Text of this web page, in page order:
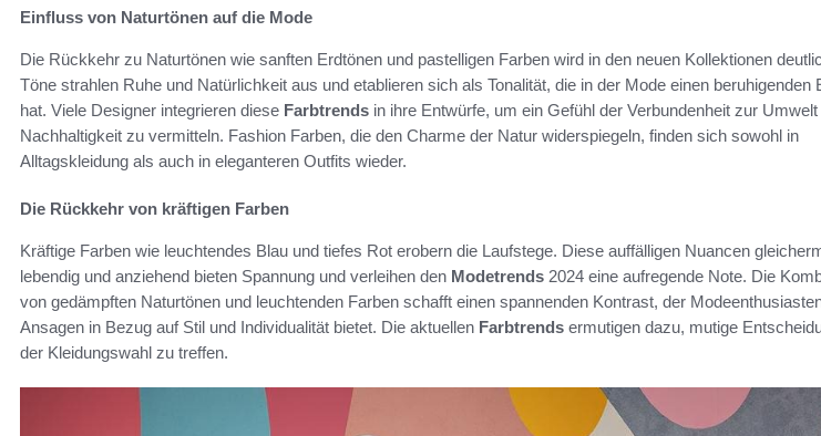
Einfluss von Naturtönen auf die Mode
Die Rückkehr zu Naturtönen wie sanften Erdtönen und pastelligen Farben wird in den neuen Kollektionen
Töne strahlen Ruhe und Natürlichkeit aus und etablieren sich als Tonalität, die in der Mode einen beruhigenden
hat. Viele Designer integrieren diese Farbtrends in ihre Entwürfe, um ein Gefühl der Verbundenheit zur
Nachhaltigkeit zu vermitteln. Fashion Farben, die den Charme der Natur widerspiegeln, finden sich sowohl in
Alltagskleidung als auch in eleganteren Outfits wieder.
Die Rückkehr von kräftigen Farben
Kräftige Farben wie leuchtendes Blau und tiefes Rot erobern die Laufstege. Diese auffälligen Nuancen
lebendig und anziehend bieten Spannung und verleihen den Modetrends 2024 eine aufregende Note. Die
von gedämpften Naturtönen und leuchtenden Farben schafft einen spannenden Kontrast, der
Ansagen in Bezug auf Stil und Individualität bietet. Die aktuellen Farbtrends ermutigen dazu, mutige
der Kleidungswahl zu treffen.